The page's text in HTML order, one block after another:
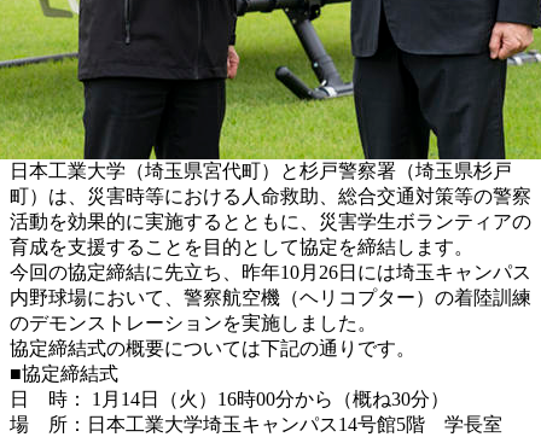
日本工業大学（埼玉県宮代町）と杉戸警察署（埼玉県杉戸
町）は、災害時等における人命救助、総合交通対策等の警察
活動を効果的に実施するとともに、災害学生ボランティアの
育成を支援することを目的として協定を締結します。
今回の協定締結に先立ち、昨年10月26日には埼玉キャンパス
内野球場において、警察航空機（ヘリコプター）の着陸訓練
のデモンストレーションを実施しました。
協定締結式の概要については下記の通りです。
■協定締結式
日 時： 1月14日（火）16時00分から（概ね30分）
場 所：日本工業大学埼玉キャンパス14号館5階 学長室